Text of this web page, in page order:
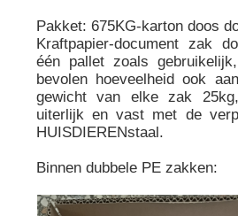
Pakket: 675KG-karton doos
Kraftpapier-document zak
één pallet zoals
bevolen hoeveelheid ook
gewicht van elke zak
uiterlijk en vast met de
HUISDIERENstaal.
Binnen dubbele PE zakken: